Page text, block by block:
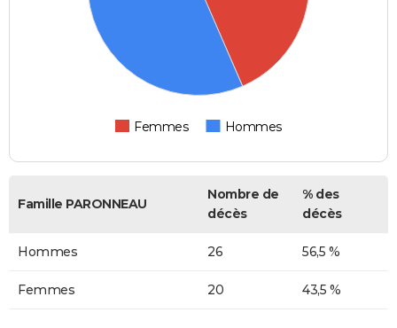
Femmes Hommes
Famille PARONNEAU
Nombre de
décès
% des
décès
Hommes 26 56,5 %
Femmes 20 43,5 %